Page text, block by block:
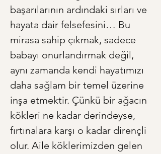
başarılarının ardındaki sırları ve
hayata dair felsefesini… Bu
mirasa sahip çıkmak, sadece
babayı onurlandırmak değil,
aynı zamanda kendi hayatımızı
daha sağlam bir temel üzerine
inşa etmektir. Çünkü bir ağacın
kökleri ne kadar derindeyse,
fırtınalara karşı o kadar dirençli
olur. Aile köklerimizden gelen